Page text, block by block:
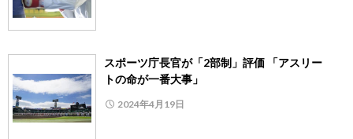
スポーツ庁長官が「2部制」評価 「アスリー
トの命が一番大事」
2024年4月19日